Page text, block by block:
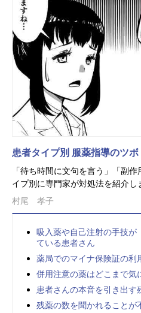
患者タイプ別 服薬指導のツボ
「待ち時間に文句を言う」「副
イプ別に専門家が対処法を紹介し
村尾 孝子
吸入薬や自己注射の手技が
ている患者さん
薬局でのマイナ保険証の利
併用注意の薬はどこまで気
患者さんの本音を引き出す
残薬の数を聞かれることが